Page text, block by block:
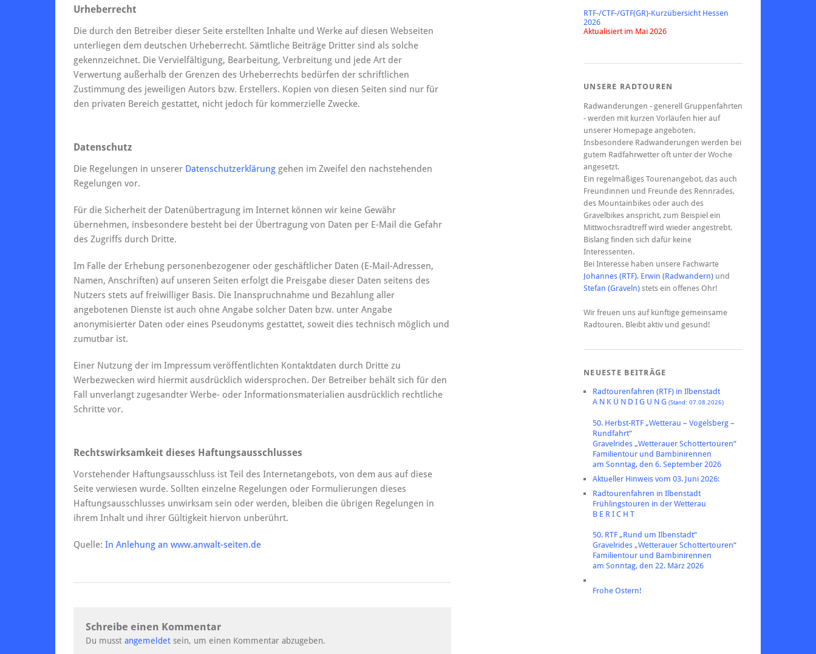
Urheberrecht
Die durch den Betreiber dieser Seite erstellten Inhalte und Werke auf diesen Webseiten
unterliegen dem deutschen Urheberrecht. Sämtliche Beiträge Dritter sind als solche
gekennzeichnet. Die Vervielfältigung, Bearbeitung, Verbreitung und jede Art der
Verwertung außerhalb der Grenzen des Urheberrechts bedürfen der schriftlichen
Zustimmung des jeweiligen Autors bzw. Erstellers. Kopien von diesen Seiten sind nur für
den privaten Bereich gestattet, nicht jedoch für kommerzielle Zwecke.
Datenschutz
Die Regelungen in unserer Datenschutzerklärung gehen im Zweifel den nachstehenden
Regelungen vor.
Für die Sicherheit der Datenübertragung im Internet können wir keine Gewähr
übernehmen, insbesondere besteht bei der Übertragung von Daten per E-Mail die Gefahr
des Zugriffs durch Dritte.
Im Falle der Erhebung personenbezogener oder geschäftlicher Daten (E-Mail-Adressen,
Namen, Anschriften) auf unseren Seiten erfolgt die Preisgabe dieser Daten seitens des
Nutzers stets auf freiwilliger Basis. Die Inanspruchnahme und Bezahlung aller
angebotenen Dienste ist auch ohne Angabe solcher Daten bzw. unter Angabe
anonymisierter Daten oder eines Pseudonyms gestattet, soweit dies technisch möglich und
zumutbar ist.
Einer Nutzung der im Impressum veröffentlichten Kontaktdaten durch Dritte zu
Werbezwecken wird hiermit ausdrücklich widersprochen. Der Betreiber behält sich für den
Fall unverlangt zugesandter Werbe- oder Informationsmaterialien ausdrücklich rechtliche
Schritte vor.
Rechtswirksamkeit dieses Haftungsausschlusses
Vorstehender Haftungsausschluss ist Teil des Internetangebots, von dem aus auf diese
Seite verwiesen wurde. Sollten einzelne Regelungen oder Formulierungen dieses
Haftungsausschlusses unwirksam sein oder werden, bleiben die übrigen Regelungen in
ihrem Inhalt und ihrer Gültigkeit hiervon unberührt.
Quelle: In Anlehung an www.anwalt-seiten.de
Schreibe einen Kommentar
Du musst angemeldet sein, um einen Kommentar abzugeben.
RTF-/CTF-/GTF(GR)-Kurzübersicht Hessen
2026
Aktualisiert im Mai 2026
UNSERE RADTOUREN
Radwanderungen - generell Gruppenfahrten
- werden mit kurzen Vorläufen hier auf
unserer Homepage angeboten.
Insbesondere Radwanderungen werden bei
gutem Radfahrwetter oft unter der Woche
angesetzt.
Ein regelmäßiges Tourenangebot, das auch
Freundinnen und Freunde des Rennrades,
des Mountainbikes oder auch des
Gravelbikes anspricht, zum Beispiel ein
Mittwochsradtreff wird wieder angestrebt.
Bislang finden sich dafür keine
Interessenten.
Bei Interesse haben unsere Fachwarte
Johannes (RTF), Erwin (Radwandern) und
Stefan (Graveln) stets ein offenes Ohr!
Wir freuen uns auf künftige gemeinsame
Radtouren. Bleibt aktiv und gesund!
NEUESTE BEITRÄGE
Radtourenfahren (RTF) in Ilbenstadt
A N K Ü N D I G U N G (Stand: 07.08.2026)
50. Herbst-RTF „Wetterau – Vogelsberg –
Rundfahrt“
Gravelrides „Wetterauer Schottertouren“
Familientour und Bambinirennen
am Sonntag, den 6. September 2026
Aktueller Hinweis vom 03. Juni 2026:
Radtourenfahren in Ilbenstadt
Frühlingstouren in der Wetterau
B E R I C H T
50. RTF „Rund um Ilbenstadt“
Gravelrides „Wetterauer Schottertouren“
Familientour und Bambinirennen
am Sonntag, den 22. März 2026
Frohe Ostern!